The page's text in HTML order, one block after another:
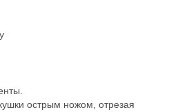
острым ножом, отрезая